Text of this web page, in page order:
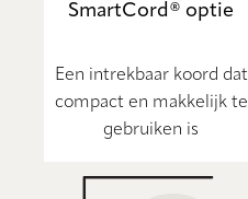
SmartCord® optie
Een intrekbaar koord dat
compact en makkelijk te
gebruiken is